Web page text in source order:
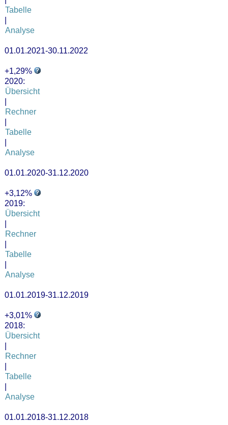
Tabelle
Analyse
01.01.2021-30.11.2022
+1,29%
2020:
Übersicht
Rechner
Tabelle
Analyse
01.01.2020-31.12.2020
+3,12%
2019:
Übersicht
Rechner
Tabelle
Analyse
01.01.2019-31.12.2019
+3,01%
2018:
Übersicht
Rechner
Tabelle
Analyse
01.01.2018-31.12.2018